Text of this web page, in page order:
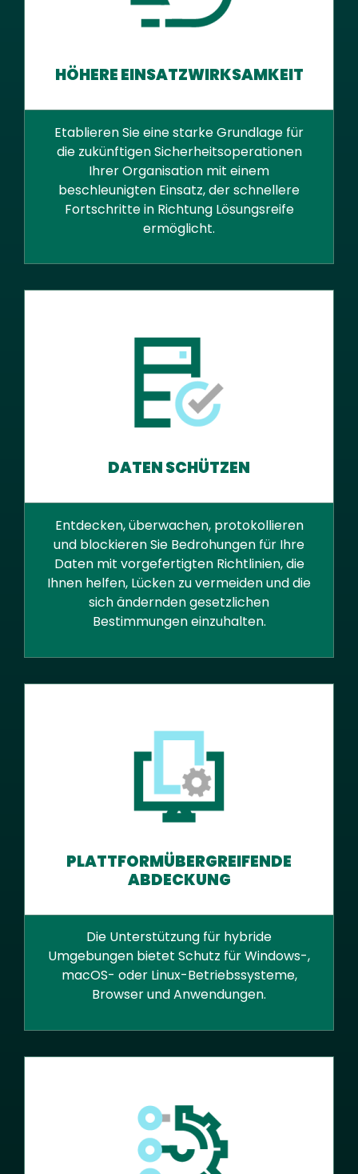
HÖHERE EINSATZWIRKSAMKEIT
Etablieren Sie eine starke Grundlage für
die zukünftigen Sicherheitsoperationen
Ihrer Organisation mit einem
beschleunigten Einsatz, der schnellere
Fortschritte in Richtung Lösungsreife
ermöglicht.
DATEN SCHÜTZEN
Entdecken, überwachen, protokollieren
und blockieren Sie Bedrohungen für Ihre
Daten mit vorgefertigten Richtlinien, die
Ihnen helfen, Lücken zu vermeiden und die
sich ändernden gesetzlichen
Bestimmungen einzuhalten.
PLATTFORMÜBERGREIFENDE
ABDECKUNG
Die Unterstützung für hybride
Umgebungen bietet Schutz für Windows-,
macOS- oder Linux-Betriebssysteme,
Browser und Anwendungen.